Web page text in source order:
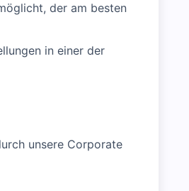
der am besten
in einer der
unsere Corporate